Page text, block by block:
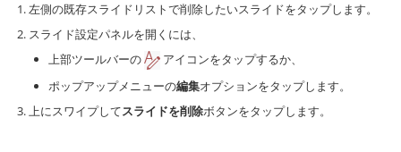
左側の既存スライドリストで削除したいスライドをタップします。
スライド設定パネルを開くには、
上部ツールバーの
アイコンをタップするか、
ポップアップメニューの編集オプションをタップします。
上にスワイプしてスライドを削除ボタンをタップします。